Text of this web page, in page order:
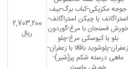
جوجه مکزیکی-کباب برگ-بیف
استراگانف یا چیکن استراگانف-
خورش فسنجان با مرغ-گوردون
بلو یا کیوسکی مرغ-چلو
زعفران-پلوشوید باقالا با زعفران-
ماهی درسته شکم پر(شیر)-
2,703,200
ریال